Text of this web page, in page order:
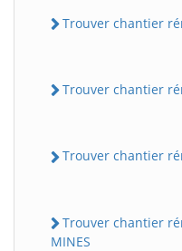
Trouver chantier
Trouver chantier
Trouver chantier
Trouver chantier
MINES